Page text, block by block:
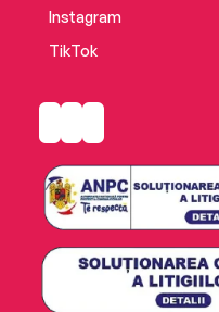
Instagram
TikTok